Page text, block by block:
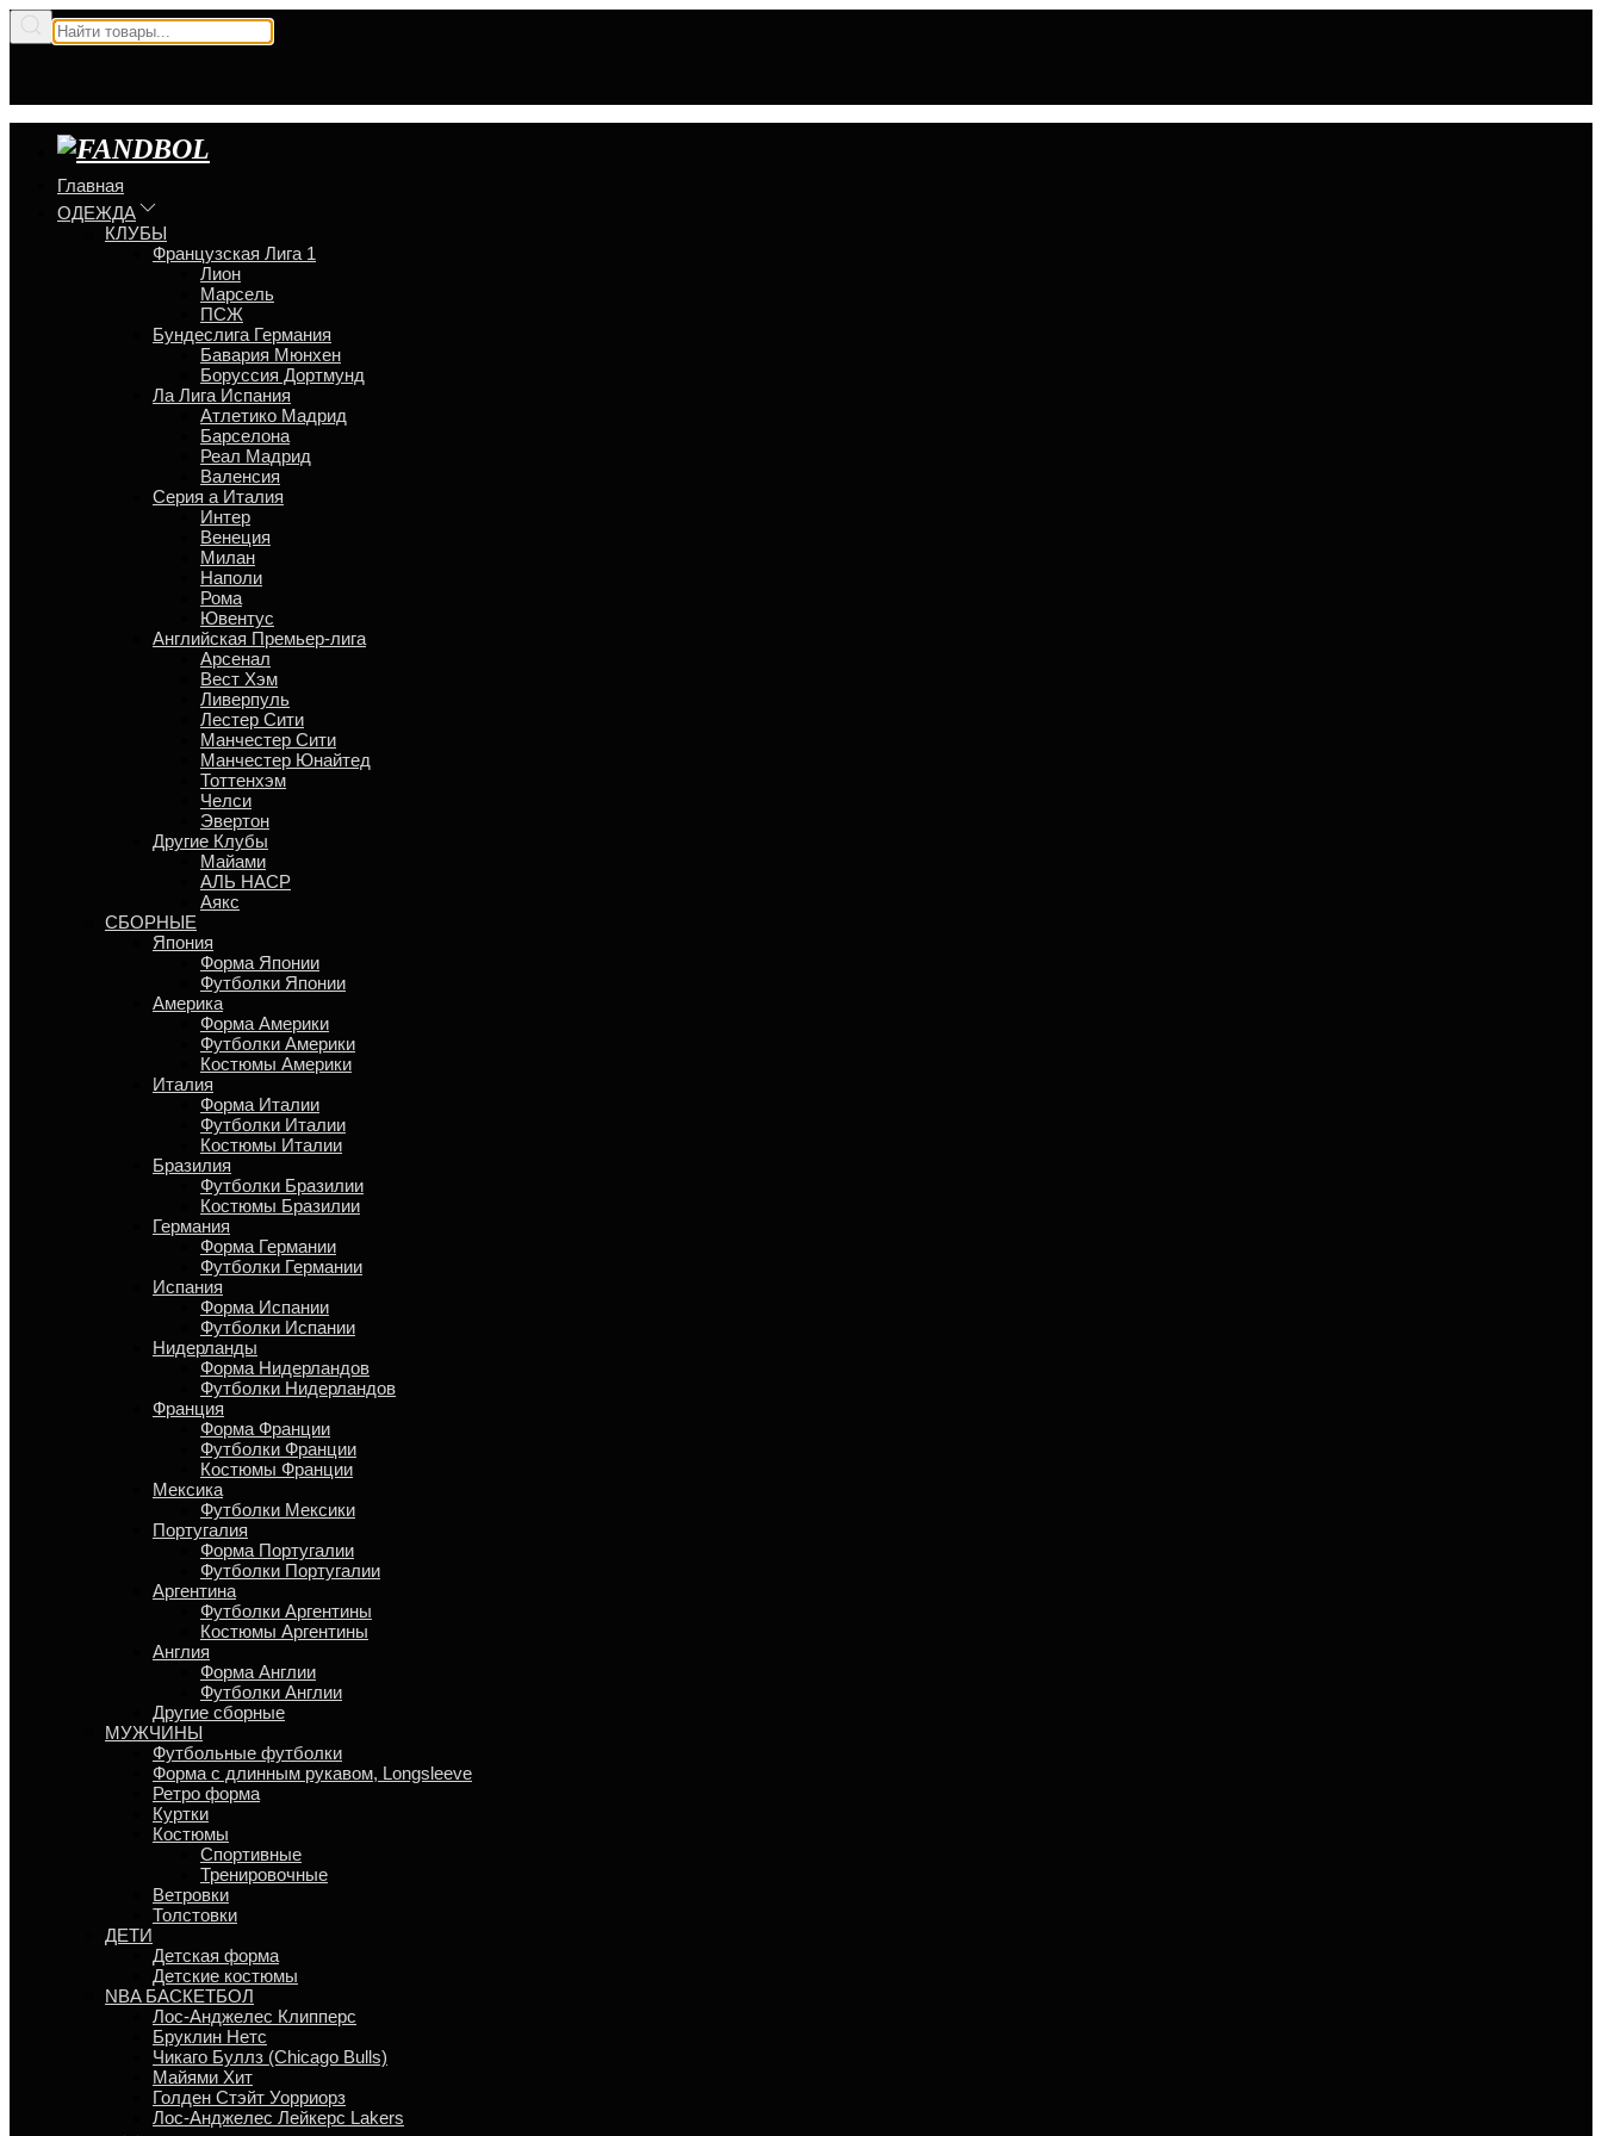
Главная
ОДЕЖДА
КЛУБЫ
Французская Лига 1
Лион
Марсель
ПСЖ
Бундеслига Германия
Бавария Мюнхен
Боруссия Дортмунд
Ла Лига Испания
Атлетико Мадрид
Барселона
Реал Мадрид
Валенсия
Серия a Италия
Интер
Венеция
Милан
Наполи
Рома
Ювентус
Английская Премьер-лига
Арсенал
Вест Хэм
Ливерпуль
Лестер Сити
Манчестер Сити
Манчестер Юнайтед
Тоттенхэм
Челси
Эвертон
Другие Клубы
Майами
АЛЬ НАСР
Аякс
СБОРНЫЕ
Япония
Форма Японии
Футболки Японии
Америка
Форма Америки
Футболки Америки
Костюмы Америки
Италия
Форма Италии
Футболки Италии
Костюмы Италии
Бразилия
Футболки Бразилии
Костюмы Бразилии
Германия
Форма Германии
Футболки Германии
Испания
Форма Испании
Футболки Испании
Нидерланды
Форма Нидерландов
Футболки Нидерландов
Франция
Форма Франции
Футболки Франции
Костюмы Франции
Мексика
Футболки Мексики
Португалия
Форма Португалии
Футболки Португалии
Аргентина
Футболки Аргентины
Костюмы Аргентины
Англия
Форма Англии
Футболки Англии
Другие сборные
МУЖЧИНЫ
Футбольные футболки
Форма с длинным рукавом, Longsleeve
Ретро форма
Куртки
Костюмы
Спортивные
Тренировочные
Ветровки
Толстовки
ДЕТИ
Детская форма
Детские костюмы
NBA БАСКЕТБОЛ
Лос-Анджелес Клипперс
Бруклин Нетс
Чикаго Буллз (Chicago Bulls)
Майями Хит
Голден Стэйт Уорриорз
Лос-Анджелес Лейкерс Lakers